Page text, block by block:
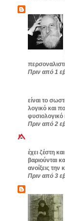
Πριν από 1
Ποιος
είναι το
λογικό και
Πριν από 2
Παγωτό σε
έχει ζέστη
βαριούνται
ανοίξεις την
Πριν από 3